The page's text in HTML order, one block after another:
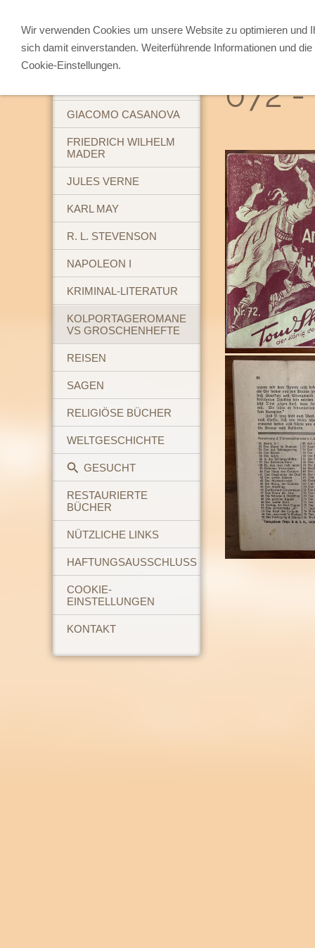
ABENTEUERBÜCHER
GIACOMO CASANOVA
FRIEDRICH WILHELM
MADER
JULES VERNE
KARL MAY
R. L. STEVENSON
NAPOLEON I
KRIMINAL-LITERATUR
KOLPORTAGEROMANE
VS GROSCHENHEFTE
REISEN
SAGEN
RELIGIÖSE BÜCHER
WELTGESCHICHTE
GESUCHT
RESTAURIERTE
BÜCHER
NÜTZLICHE LINKS
HAFTUNGSAUSSCHLUSS
COOKIE-
EINSTELLUNGEN
KONTAKT
072 -
Wir verwenden Cookies um unsere Website zu optimieren und
sich damit einverstanden. Weiterführende Informationen und
Cookie-Einstellungen.